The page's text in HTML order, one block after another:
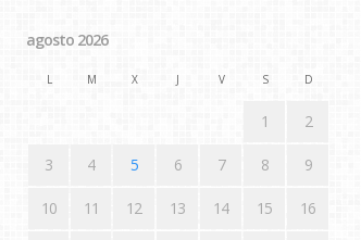
agosto 2026
L M X J V S D
1 2
3 4 5 6 7 8 9
10 11 12 13 14 15 16